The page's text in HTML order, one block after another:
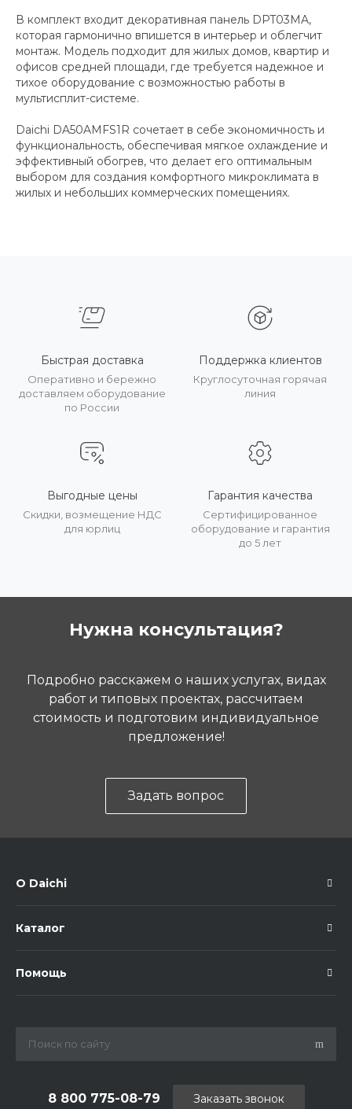
В комплект входит декоративная панель DPT03MA,
которая гармонично впишется в интерьер и облегчит
монтаж. Модель подходит для жилых домов, квартир и
офисов средней площади, где требуется надежное и
тихое оборудование с возможностью работы в
мультисплит-системе.
Daichi DA50AMFS1R сочетает в себе экономичность и
функциональность, обеспечивая мягкое охлаждение и
эффективный обогрев, что делает его оптимальным
выбором для создания комфортного микроклимата в
жилых и небольших коммерческих помещениях.
Быстрая доставка
Оперативно и бережно
доставляем оборудование
по России
Поддержка клиентов
Круглосуточная горячая
линия
Выгодные цены
Скидки, возмещение НДС
для юрлиц
Гарантия качества
Сертифицированное
оборудование и гарантия
до 5 лет
Нужна консультация?
Подробно расскажем о наших услугах, видах
работ и типовых проектах, рассчитаем
стоимость и подготовим индивидуальное
предложение!
Задать вопрос
О Daichi
Каталог
Помощь
8 800 775-08-79 Заказать звонок